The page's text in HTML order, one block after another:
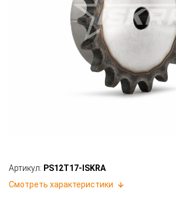
Артикул: PS12T17-ISKRA
Смотреть характеристики